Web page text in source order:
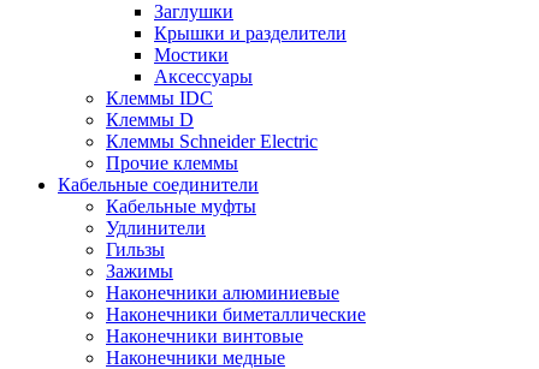
Заглушки
Крышки и разделители
Мостики
Аксессуары
Клеммы IDC
Клеммы D
Клеммы Schneider Electric
Прочие клеммы
Кабельные соединители
Кабельные муфты
Удлинители
Гильзы
Зажимы
Наконечники алюминиевые
Наконечники биметаллические
Наконечники винтовые
Наконечники медные